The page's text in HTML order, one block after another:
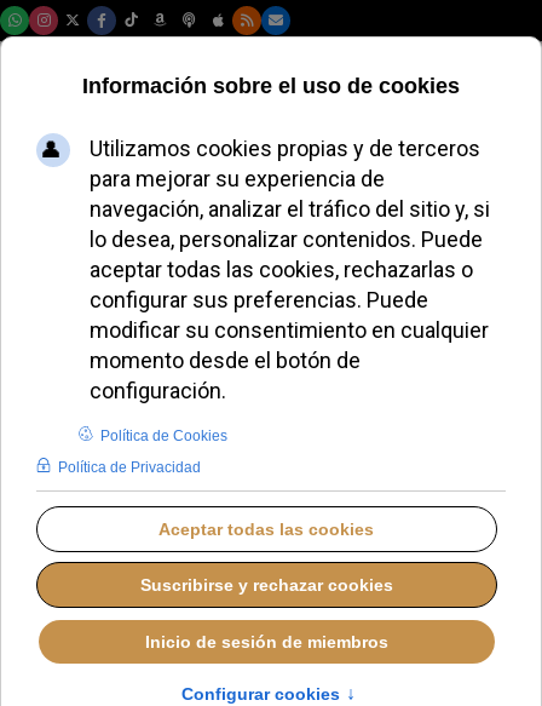
Se retrasa hasta
diciembre la
entrega de los
informes de los
grupos de estudio
que creó el Papa
Francisco tras la
primera sesión del
Sínodo